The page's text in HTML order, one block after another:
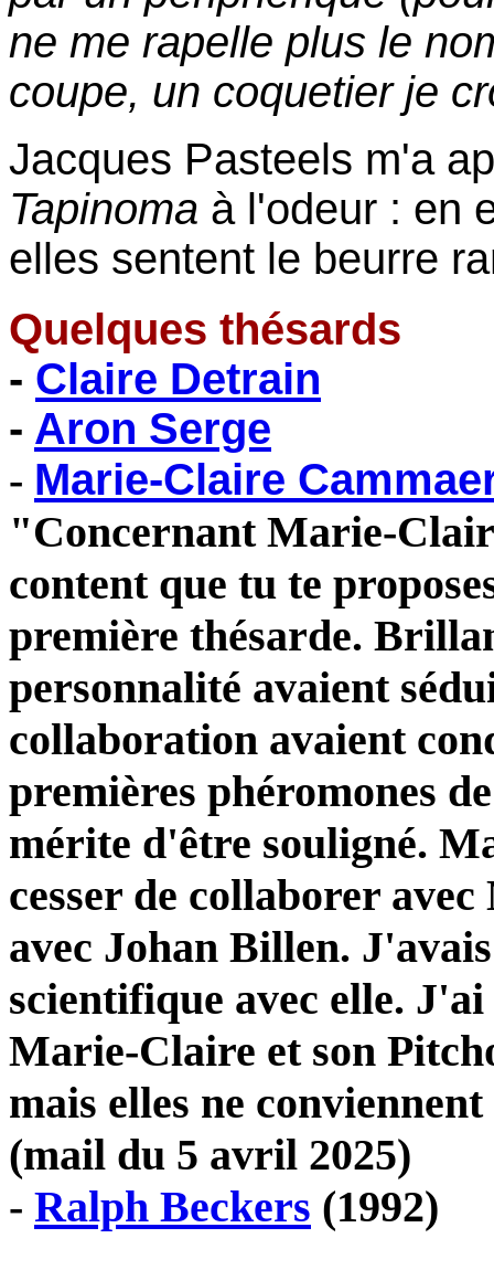
ne me rapelle plus le
coupe, un coquetier je
Jacques Pasteels m'a
Tapinoma à l'odeur : en
elles sentent le beurre
Quelques thésards
- Claire Detrain
- Aron Serge
- Marie-Claire
"Concernant Marie-
content que tu te
première thésarde.
personnalité avaient
collaboration avaient
premières phéromones
mérite d'être souligné.
cesser de collaborer
avec Johan Billen.
scientifique avec elle.
Marie-Claire et son
mais elles ne
(mail du 5 avril 2025)
- Ralph Beckers (1992)